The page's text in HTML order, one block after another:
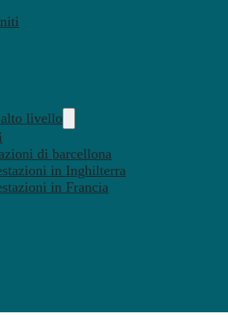
alto livello
di barcellona
in Inghilterra
in Francia